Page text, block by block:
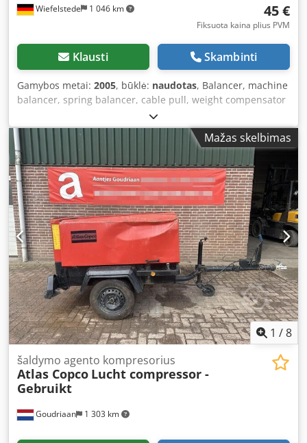
Wiefelstede 1 046 km 45 €
Fiksuota kaina plius PVM
Klausti Skambinti
Gamybos metai: 2005, būklė: naudotas, Balancer, machine
balancer, spring balancer, cable pull, weight compensator
- Manufacturer: Atlas Copco, Model RIL 10C Cedpfxjgggy Es
Abhoha - Load capacity: 2.0 - 5.0 kg - Dimensions:
200/250/70 mm - Net weight: 2.6 kg
Mažas skelbimas
1 /8
Goudriaan 1 303 km
šaldymo agento kompresorius
Atlas Copco Lucht compressor -
Gebruikt